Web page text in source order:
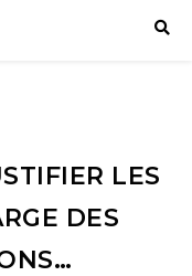
LES
DES